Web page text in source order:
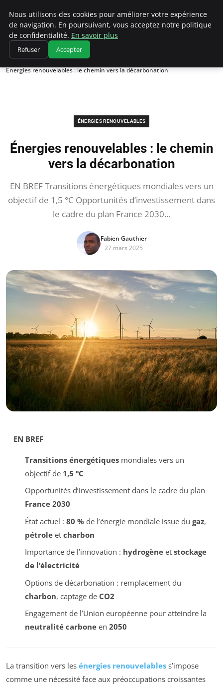
Climatedebtagents
Accueil
Énergies Renouvelables
Énergies renouvelables : le chemin vers la décarbonation
ÉNERGIES RENOUVELABLES
Énergies renouvelables : le chemin
vers la décarbonation
EN BREF Transitions énergétiques mondiales vers un
objectif de 1,5 °C Opportunités d’investissement dans
le cadre du plan France 2030…
Fabien Gauthier
27 mars 2025
EN BREF
Transitions énergétiquesmondiales vers un
objectif de 1,5 °C
Opportunités d’investissement dans le cadre du plan
France 2030
État actuel : 80 % de l’énergie mondiale issue du gaz,
pétroleet charbon
Importance de l’innovation : hydrogèneet stockage
de l’électricité
Options de décarbonation : remplacement du
charbon, captage de CO2
Engagement de l’Union européenne pour atteindre la
neutralité carboneen 2050
La transition vers les énergies renouvelables s’impose
comme une nécessité face aux préoccupations croissantes
Nous utilisons des cookies pour améliorer votre expérience
de navigation. En poursuivant, vous acceptez notre politique
de confidentialité. En savoir plus
Refuser Accepter